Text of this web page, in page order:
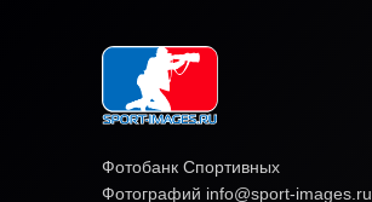
Фотобанк Спортивных
Фотографий info@sport-images.ru